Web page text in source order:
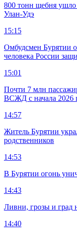
800 тонн щебня ушло
Улан-Удэ
15:15
Омбудсмен Бурятии
человека России
15:01
Почти 7 млн
ВСЖД с начала 2026
14:57
Житель Бурятии
родственников
14:53
В Бурятии огонь
14:43
Ливни, грозы и град
14:40